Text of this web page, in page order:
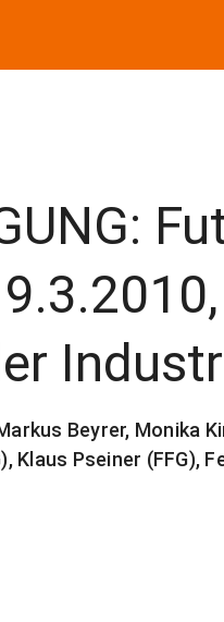
Beyrer, Monika
Klaus Pseiner (FFG),